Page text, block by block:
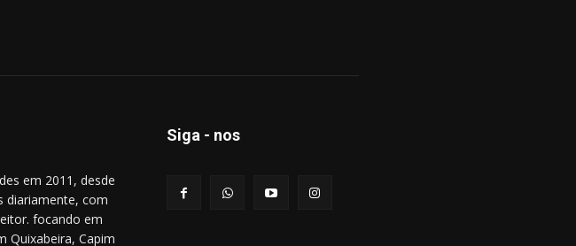
em 2011, desde
diariamente, com
focando em
Quixabeira, Capim
Siga - nos